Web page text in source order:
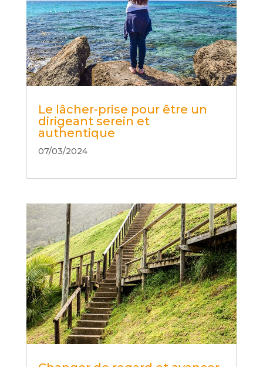
Le lâcher-prise pour être un
dirigeant serein et
authentique
07/03/2024